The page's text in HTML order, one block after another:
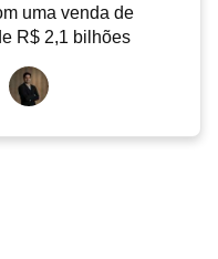
uma venda de
R$ 2,1 bilhões